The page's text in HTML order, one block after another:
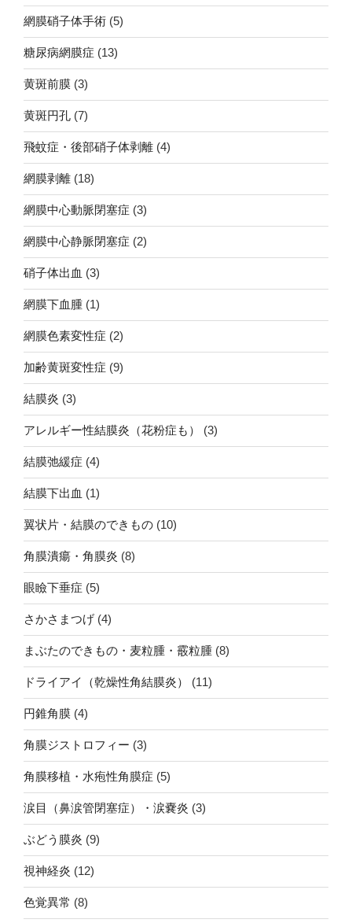
網膜硝子体手術 (5)
糖尿病網膜症 (13)
黄斑前膜 (3)
黄斑円孔 (7)
飛蚊症・後部硝子体剥離 (4)
網膜剥離 (18)
網膜中心動脈閉塞症 (3)
網膜中心静脈閉塞症 (2)
硝子体出血 (3)
網膜下血腫 (1)
網膜色素変性症 (2)
加齢黄斑変性症 (9)
結膜炎 (3)
アレルギー性結膜炎（花粉症も） (3)
結膜弛緩症 (4)
結膜下出血 (1)
翼状片・結膜のできもの (10)
角膜潰瘍・角膜炎 (8)
眼瞼下垂症 (5)
さかさまつげ (4)
まぶたのできもの・麦粒腫・霰粒腫 (8)
ドライアイ（乾燥性角結膜炎） (11)
円錐角膜 (4)
角膜ジストロフィー (3)
角膜移植・水疱性角膜症 (5)
涙目（鼻涙管閉塞症）・涙嚢炎 (3)
ぶどう膜炎 (9)
視神経炎 (12)
色覚異常 (8)